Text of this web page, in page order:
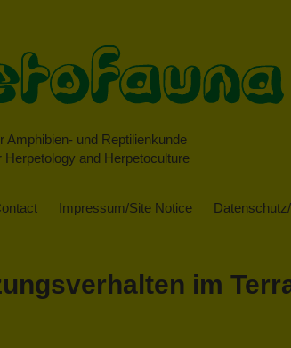
Amphibien- und Reptilienkunde
Herpetology and Herpetoculture
Impressum/Site Notice
im